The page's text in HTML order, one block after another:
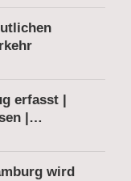
erfasst |
|
wird